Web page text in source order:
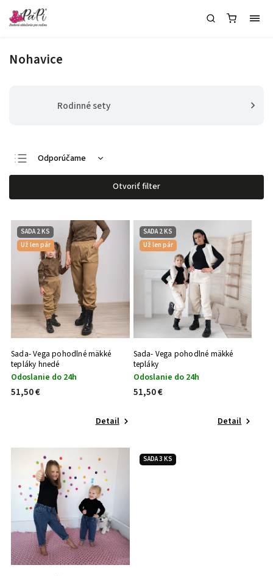
Nohavice
Rodinné sety
Odporúčame
Najlacnejšie
Najdrahšie
Najpredávanejšie
Abecedne
Otvoriť filter
SADA 2 KS
Už len pár
Sada- Vega pohodlné mäkké
tepláky hnedé
Odoslanie do 24h
51,50 €
Detail
SADA 2 KS
Už len pár
Sada- Vega pohodlné mäkké
tepláky
Odoslanie do 24h
51,50 €
Detail
SADA 3 KS